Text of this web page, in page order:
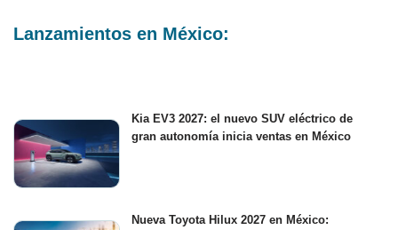
Lanzamientos en México:
Kia EV3 2027: el nuevo SUV eléctrico de
gran autonomía inicia ventas en México
Nueva Toyota Hilux 2027 en México: